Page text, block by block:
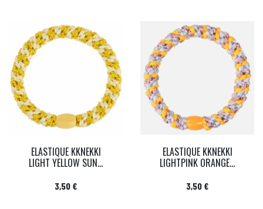
ELASTIQUE KKNEKKI
LIGHT YELLOW SUN...
Prix
3,50 €
ELASTIQUE KKNEKKI
LIGHTPINK ORANGE...
Prix
3,50 €